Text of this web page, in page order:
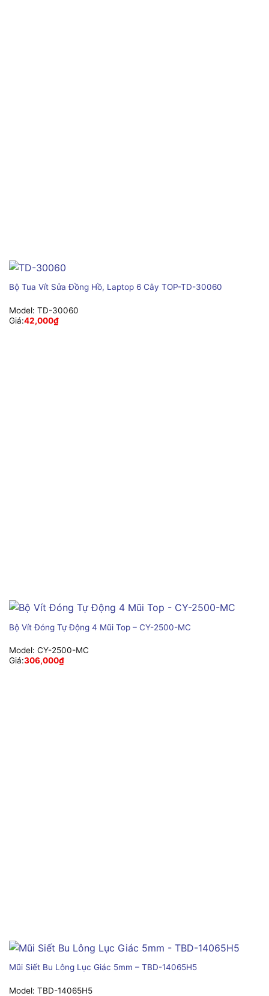
Bộ Tua Vít Sửa Đồng Hồ, Laptop 6 Cây TOP-TD-30060
Model: TD-30060
Giá:42,000₫
Bộ Vít Đóng Tự Động 4 Mũi Top – CY-2500-MC
Model: CY-2500-MC
Giá:306,000₫
Mũi Siết Bu Lông Lục Giác 5mm – TBD-14065H5
Model: TBD-14065H5